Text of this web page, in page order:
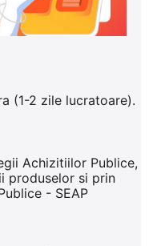
(1-2 zile lucratoare).
Achizitiilor Publice,
produselor si prin
- SEAP